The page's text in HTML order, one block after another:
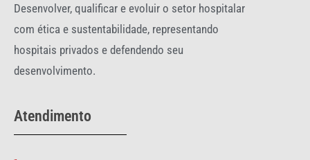
Desenvolver, qualificar e evoluir o setor hospitalar
com ética e sustentabilidade, representando
hospitais privados e defendendo seu
desenvolvimento.
Atendimento